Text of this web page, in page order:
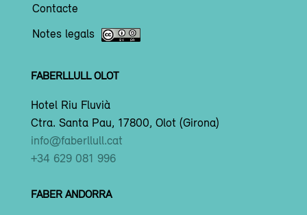
Contacte
Notes legals
FABERLLULL OLOT
Hotel Riu Fluvià
Ctra. Santa Pau, 17800, Olot (Girona)
info@faberllull.cat
+34 629 081 996
FABER ANDORRA